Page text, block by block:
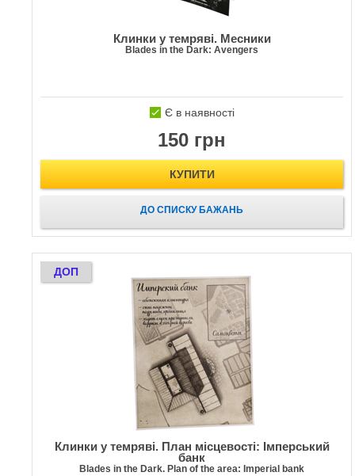
Клинки у темряві. Месники
Blades in the Dark: Avengers
Є в наявності
150 грн
КУПИТИ
ДО СПИСКУ БАЖАНЬ
ДОП
Клинки у темряві. План місцевості: Імперський
банк
Blades in the Dark. Plan of the area: Imperial bank